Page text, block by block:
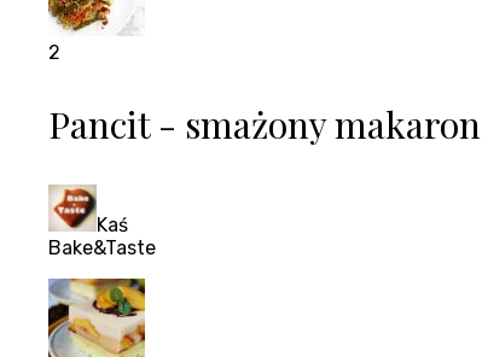
2
Pancit - smażony makaron
Kaś
Bake&Taste